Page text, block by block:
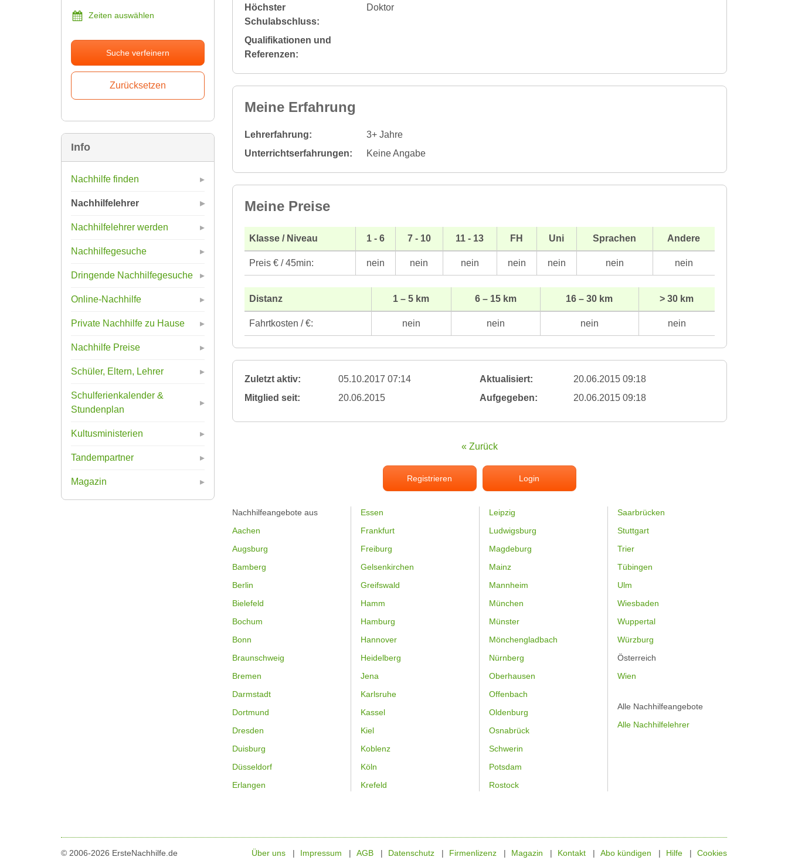
Zeiten auswählen
Suche verfeinern
Info
Nachhilfe finden
Nachhilfelehrer
Nachhilfelehrer werden
Nachhilfegesuche
Dringende Nachhilfegesuche
Online-Nachhilfe
Private Nachhilfe zu Hause
Nachhilfe Preise
Schüler, Eltern, Lehrer
Schulferienkalender &
Stundenplan
Kultusministerien
Tandempartner
Magazin
Höchster
Schulabschluss:
Doktor
Qualifikationen und
Referenzen:
Meine Erfahrung
Lehrerfahrung:
3+ Jahre
Unterrichtserfahrungen:
Keine Angabe
Meine Preise
Klasse / Niveau 1 - 6 7 - 10 11 - 13 FH Uni Sprachen Andere
Preis € / 45min: nein nein nein nein nein nein nein
Distanz 1 – 5 km 6 – 15 km 16 – 30 km > 30 km
Fahrtkosten / €: nein nein nein nein
Zuletzt aktiv: 05.10.2017 07:14 Aktualisiert:
20.06.2015 09:18
Mitglied seit:
20.06.2015 Aufgegeben: 20.06.2015 09:18
« Zurück
Registrieren Login
Nachhilfeangebote aus
Aachen
Augsburg
Bamberg
Berlin
Bielefeld
Bochum
Bonn
Braunschweig
Bremen
Darmstadt
Dortmund
Dresden
Duisburg
Düsseldorf
Erlangen
Essen
Frankfurt
Freiburg
Gelsenkirchen
Greifswald
Hamm
Hamburg
Hannover
Heidelberg
Jena
Karlsruhe
Kassel
Kiel
Koblenz
Köln
Krefeld
Leipzig
Ludwigsburg
Magdeburg
Mainz
Mannheim
München
Münster
Mönchengladbach
Nürnberg
Oberhausen
Offenbach
Oldenburg
Osnabrück
Schwerin
Potsdam
Rostock
Saarbrücken
Stuttgart
Trier
Tübingen
Ulm
Wiesbaden
Wuppertal
Würzburg
Österreich
Wien
Alle Nachhilfeangebote
Alle Nachhilfelehrer
© 2006-2026 ErsteNachhilfe.de Über uns Impressum AGB Datenschutz Firmenlizenz Magazin Kontakt Abo kündigen Hilfe Cookies